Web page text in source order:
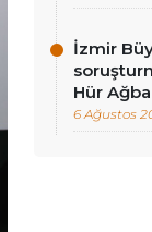
İzmir
Hür
6 Ağustos